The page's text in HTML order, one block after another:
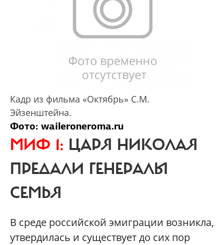
Кадр из фильма «Октябрь» С.М.
Эйзенштейна.
Фото: waileroneroma.ru
МИФ 1: ЦАРЯ НИКОЛАЯ
ПРЕДАЛИ ГЕНЕРАЛЫ
СЕМЬЯ
В среде российской эмиграции возникла,
утвердилась и существует до сих пор